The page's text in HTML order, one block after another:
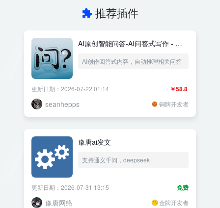
推荐插件
AI原创智能问答-AI问答式写作 - 支
chatgpt、百度云、文心一言
AI创作回答式内容，自动推理相关问答
￥58.8
更新日期：2026-07-22 01:14
seanhepps 铜牌开发者
豫唐ai发文
支持通义千问，deepseek
免费
更新日期：2026-07-31 13:15
豫唐网络 金牌开发者